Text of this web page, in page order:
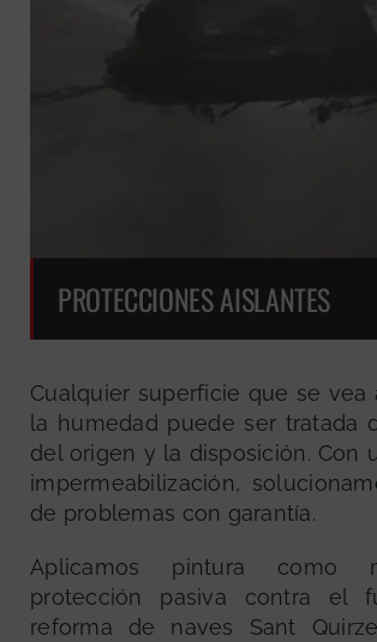
PROTECCIONES AISLANTES
Cualquier superficie que se vea
la humedad puede ser tratada
del origen y la disposición. Con
impermeabilización,
de problemas con garantía.
Aplicamos pintura como
protección pasiva contra el
reforma de naves Sant